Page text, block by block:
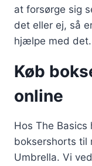
at forsørge sig
det eller ej, så
hjælpe med det.
Køb
online
Hos The
boksershorts
Umbrella. Vi